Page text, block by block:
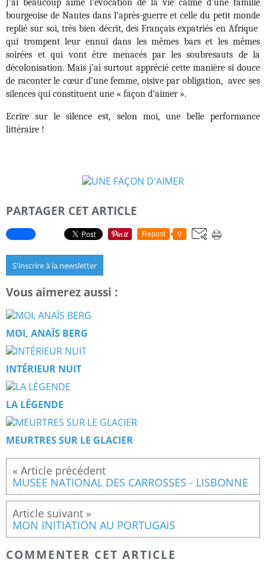
J’ai beaucoup aimé l’évocation de la vie calme d’une famille
bourgeoise de Nantes dans l’après-guerre et celle du petit monde
replié sur soi, très bien décrit, des Français expatriés en Afrique
qui trompent leur ennui dans les mêmes bars et les mêmes
soirées et qui vont être menacés par les soubresauts de la
décolonisation. Mais j’ai surtout apprécié cette manière si douce
de raconter le cœur d’une femme, oisive par obligation, avec ses
silences qui constituent une « façon d’aimer ».
Ecrire sur le silence est, selon moi, une belle performance
littéraire !
PARTAGER CET ARTICLE
Repost 0
S'inscrire à la newsletter
Vous aimerez aussi :
MOI, ANAÏS BERG
INTÉRIEUR NUIT
LA LÉGENDE
MEURTRES SUR LE GLACIER
MUSEE NATIONAL DES CARROSSES - LISBONNE
MON INITIATION AU PORTUGAIS
COMMENTER CET ARTICLE